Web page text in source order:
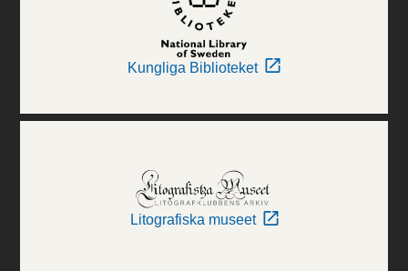
Kungliga Biblioteket
Litografiska museet